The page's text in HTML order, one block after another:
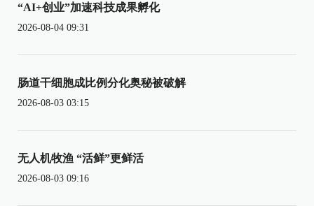
“AI+创业”加速科技成果孵化
2026-08-04 09:31
肠道干细胞成比例分化奥秘被破解
2026-08-03 03:15
无人机牧渔 “活鲜”更鲜活
2026-08-03 09:16